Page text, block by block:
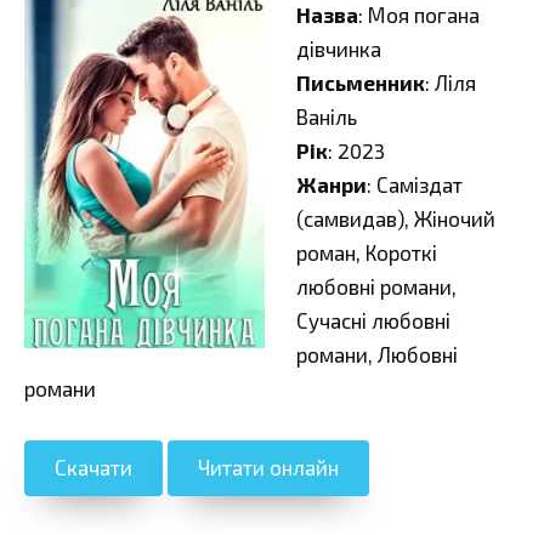
Назва: Моя погана
дівчинка
Письменник: Ліля
Ваніль
Рік: 2023
Жанри: Саміздат
(самвидав), Жіночий
роман, Короткі
любовні романи,
Сучасні любовні
романи, Любовні
романи
Скачати Читати онлайн